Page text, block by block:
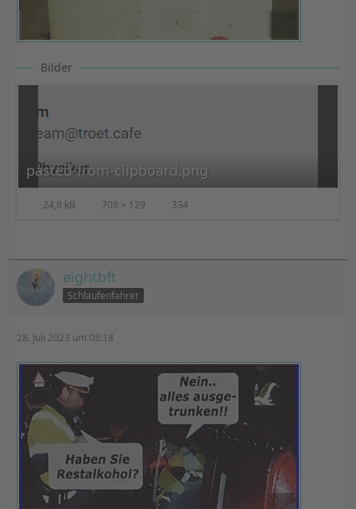
Bilder
pasted-from-clipboard.png
24,8 kB 708 × 129 334
eightbft
Schlaufenfahrer
28. Juli 2023 um 08:18